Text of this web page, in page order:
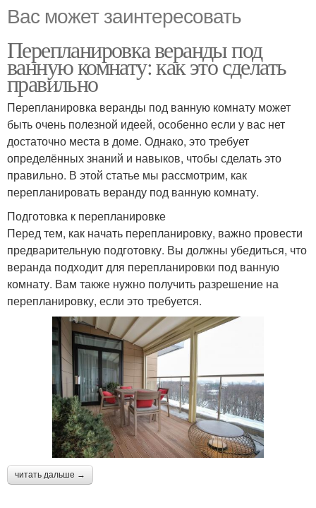
Вас может заинтересовать
Перепланировка веранды под
ванную комнату: как это сделать
правильно
Перепланировка веранды под ванную комнату может
быть очень полезной идеей, особенно если у вас нет
достаточно места в доме. Однако, это требует
определённых знаний и навыков, чтобы сделать это
правильно. В этой статье мы рассмотрим, как
перепланировать веранду под ванную комнату.
Подготовка к перепланировке
Перед тем, как начать перепланировку, важно провести
предварительную подготовку. Вы должны убедиться, что
веранда подходит для перепланировки под ванную
комнату. Вам также нужно получить разрешение на
перепланировку, если это требуется.
читать дальше →